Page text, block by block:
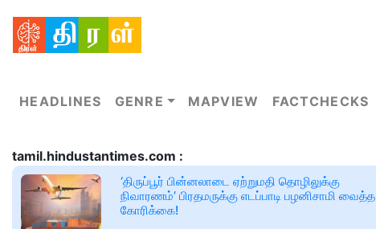
HEADLINES GENRE MAPVIEW FACTCHECKS
tamil.hindustantimes.com :
‘திருப்பூர் பின்னலாடை ஏற்றுமதி தொழிலுக்கு
நிவாரணம்’ பிரதமருக்கு எடப்பாடி பழனிசாமி வைத்த
கோரிக்கை!